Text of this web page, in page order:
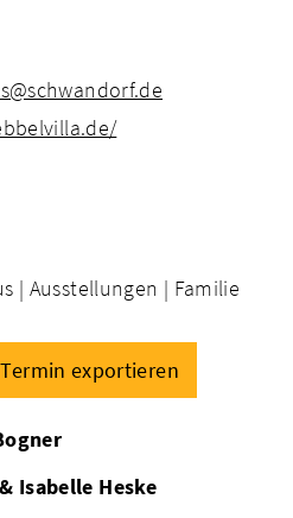
| Ausstellungen | Familie
Termin exportieren
Isabelle Heske